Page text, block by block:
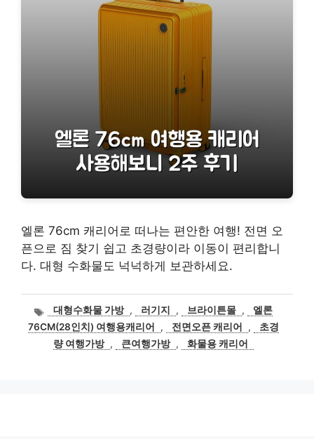
엘론 76cm 캐리어로 떠나는 편안한 여행! 전면 오
픈으로 짐 찾기 쉽고 초경량이라 이동이 편리합니
다. 대형 수화물도 넉넉하게 보관하세요.
태
그
대형수화물 가방 , 러기지 , 브라이튼몰 ,
엘론
76CM(28인치) 여행용캐리어
, 전면오픈 캐리어 ,
초경
량 여행가방 , 큰여행가방 , 화물용 캐리어